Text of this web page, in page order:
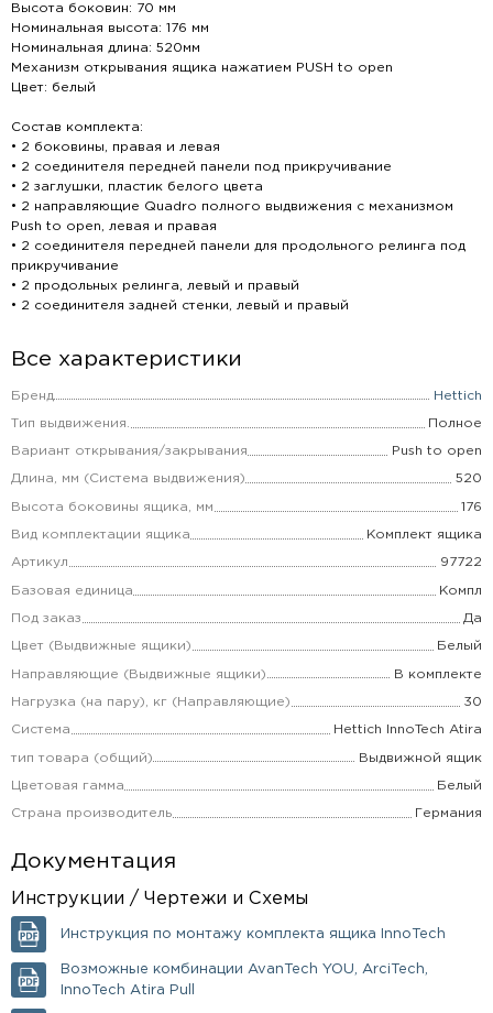
Высота боковин: 70 мм
Номинальная высота: 176 мм
Номинальная длина: 520мм
Механизм открывания ящика нажатием PUSH to open
Цвет: белый
Состав комплекта:
• 2 боковины, правая и левая
• 2 соединителя передней панели под прикручивание
• 2 заглушки, пластик белого цвета
• 2 направляющие Quadro полного выдвижения с механизмом
Push to open, левая и правая
• 2 соединителя передней панели для продольного релинга под
прикручивание
• 2 продольных релинга, левый и правый
• 2 соединителя задней стенки, левый и правый
Все характеристики
Бренд Hettich
Тип выдвижения. Полное
Вариант открывания/закрывания Push to open
Длина, мм (Система выдвижения) 520
Высота боковины ящика, мм 176
Вид комплектации ящика Комплект ящика
Артикул 97722
Базовая единица Компл
Под заказ Да
Цвет (Выдвижные ящики) Белый
Направляющие (Выдвижные ящики) В комплекте
Нагрузка (на пару), кг (Направляющие) 30
Система Hettich InnoTech Atira
тип товара (общий) Выдвижной ящик
Цветовая гамма Белый
Страна производитель Германия
Документация
Инструкции / Чертежи и Схемы
Инструкция по монтажу комплекта ящика InnoTech
Возможные комбинации AvanTech YOU, ArciTech,
InnoTech Atira Pull